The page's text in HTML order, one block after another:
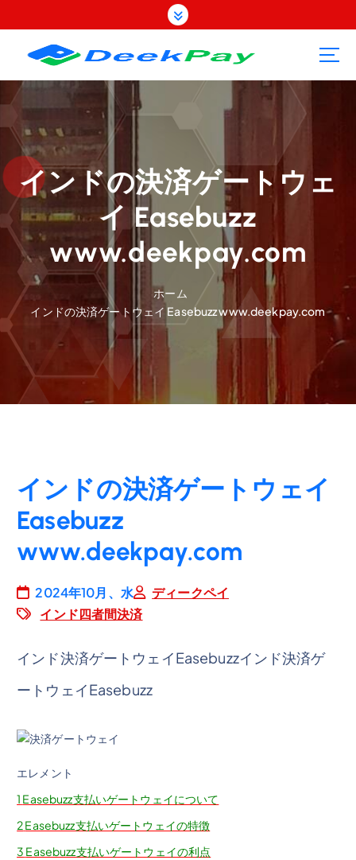
ン
ツ
プ
インドの決済ゲートウェ
イ Easebuzz
www.deekpay.com
ホーム
インドの決済ゲートウェイ Easebuzz www.deekpay.com
インドの決済ゲートウェイ
Easebuzz
www.deekpay.com
2024年10月、水
ディークペイ
インド四者間決済
インド決済ゲートウェイEasebuzzインド決済ゲ
ートウェイEasebuzz
エレメント
1 Easebuzz支払いゲートウェイについて
2Easebuzz支払いゲートウェイの特徴
3 Easebuzz支払いゲートウェイの利点